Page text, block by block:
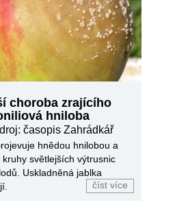
choroba zrajícího
hniloba
časopis Zahrádkář
hnědou hnilobou a
světlejších výtrusnic
Uskladněná jablka
číst více